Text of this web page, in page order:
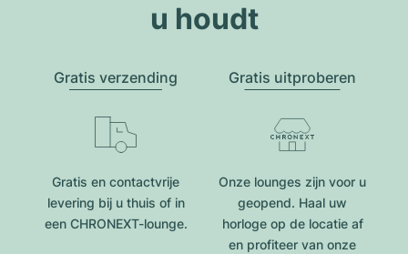
u houdt
Gratis verzending
Gratis en contactvrije
levering bij u thuis of in
een CHRONEXT-lounge.
Gratis uitproberen
Onze lounges zijn voor u
geopend. Haal uw
horloge op de locatie af
en profiteer van onze